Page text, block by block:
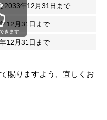
2033年12月31日まで
12月31日まで
12月31日まで
きます
賜りますよう、宜しくお